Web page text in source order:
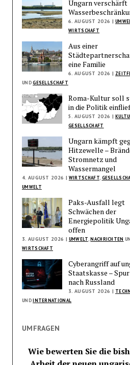
Ungarn verschärft
6. AUGUST 2026 |
WIRTSCHAFT
Aus einer
eine Familie
6. AUGUST 2026 |
UNDGESELLSCHAFT
Roma-Kultur soll
in die Politik
5. AUGUST 2026 |
GESELLSCHAFT
Ungarn kämpft
Hitzewelle –
Stromnetz und
Wassermangel
4. AUGUST 2026 | WIRTSCHAFT,
UMWELT
Paks-Ausfall legt
Schwächen der
Energiepolitik
offen
3. AUGUST 2026 | UMWELT ,NACHRICHTEN
WIRTSCHAFT
Cyberangriff auf
Staatskasse –
nach Russland
3. AUGUST 2026 |
UNDINTERNATIONAL
UMFRAGEN
Wie bewerten Sie die